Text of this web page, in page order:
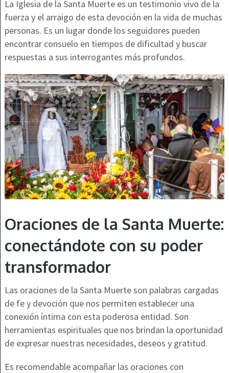
La Iglesia de la Santa Muerte es un testimonio vivo de la
fuerza y el arraigo de esta devoción en la vida de muchas
personas. Es un lugar donde los seguidores pueden
encontrar consuelo en tiempos de dificultad y buscar
respuestas a sus interrogantes más profundos.
Oraciones de la Santa Muerte:
conectándote con su poder
transformador
Las oraciones de la Santa Muerte son palabras cargadas
de fe y devoción que nos permiten establecer una
conexión íntima con esta poderosa entidad. Son
herramientas espirituales que nos brindan la oportunidad
de expresar nuestras necesidades, deseos y gratitud.
Es recomendable acompañar las oraciones con